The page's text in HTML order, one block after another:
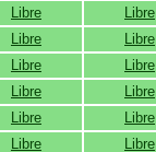
Libre Libre
Libre Libre
Libre Libre
Libre Libre
Libre Libre
Libre Libre